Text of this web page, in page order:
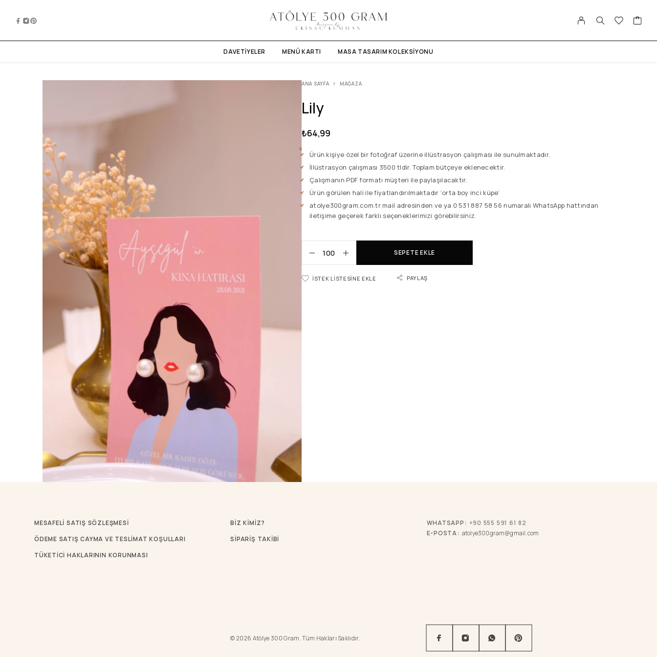
DAVETIYELER MENÜ KARTI MASA TASARIM KOLEKSIYONU
ANA SAYFA MAĞAZA
Lily
₺64,99
Ürün kişiye özel bir fotoğraf üzerine illüstrasyon çalışması ile sunulmaktadır.
İllüstrasyon çalışması 3500 tldir. Toplam bütçeye eklenecektir.
Çalışmanın PDF formatı müşteri ile paylaşılacaktır.
Ürün görülen hali ile fiyatlandırılmaktadır ‘orta boy inci küpe’
atolye300gram.com.tr mail adresinden ve ya 0 531 887 58 56 numaralı WhatsApp hattından
iletişime geçerek farklı seçeneklerimizi görebilirsiniz.
SEPETE EKLE
İSTEK LISTESINE EKLE PAYLAŞ
MESAFELİ SATIŞ SÖZLEŞMESİ
ÖDEME SATIŞ CAYMA VE TESLİMAT KOŞULLARI
TÜKETICI HAKLARININ KORUNMASI
BİZ KİMİZ?
SİPARİŞ TAKİBİ
WHATSAPP: +90 555 591 61 82
E-POSTA: atolye300gram@gmail.com
© 2026 Atölye 300 Gram. Tüm Hakları Saklıdır.